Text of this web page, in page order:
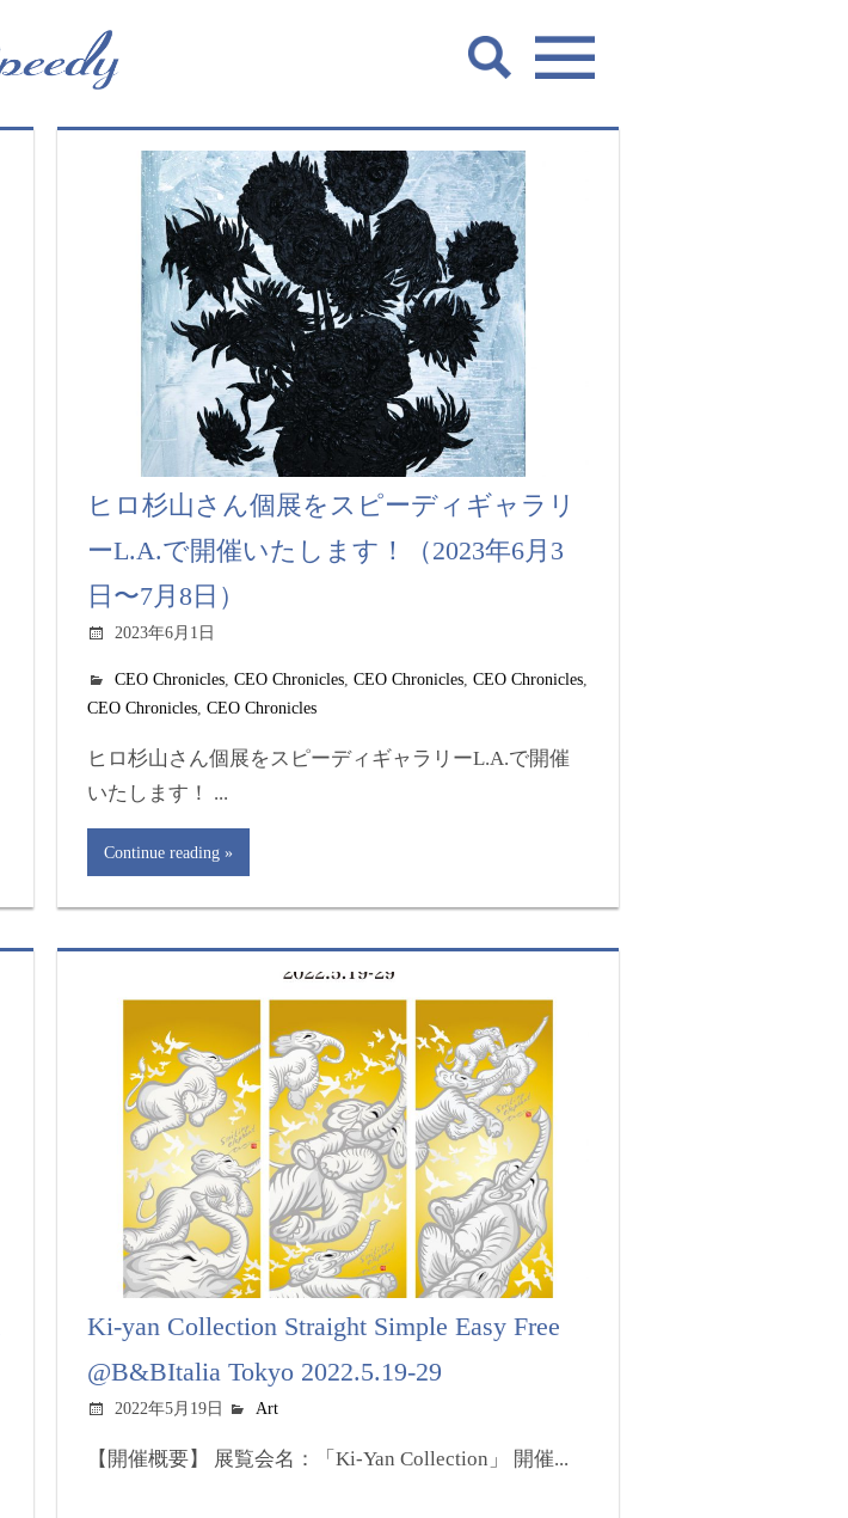
ヒロ杉山さん個展をスピーディギャラリ
ーL.A.で開催いたします！（2023年6月3
日〜7月8日）
2023年6月1日
CEO Chronicles ,CEO Chronicles ,CEO Chronicles ,CEO Chronicles
CEO Chronicles ,CEO Chronicles
ヒロ杉山さん個展をスピーディギャラリーL.A.で開催
いたします！ ...
Continue reading
Ki-yan Collection Straight Simple Easy Free
@B&BItalia Tokyo 2022.5.19-29
2022年5月19日 Art
【開催概要】 展覧会名：「Ki-Yan Collection」 開催...